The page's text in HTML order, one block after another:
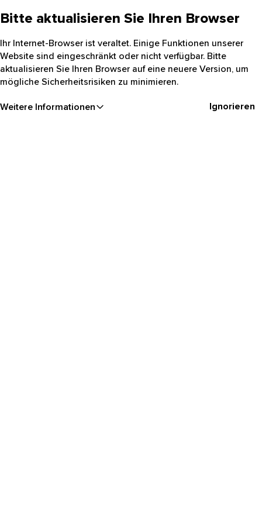
Bitte aktualisieren Sie Ihren Browser
Ihr Internet-Browser ist veraltet. Einige Funktionen unserer
Website sind eingeschränkt oder nicht verfügbar. Bitte
aktualisieren Sie Ihren Browser auf eine neuere Version, um
mögliche Sicherheitsrisiken zu minimieren.
Weitere Informationen Ignorieren